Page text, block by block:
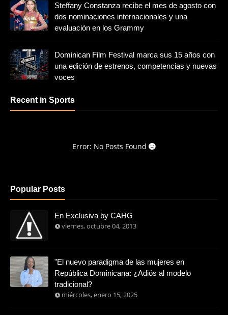
Steffany Constanza recibe el mes de agosto con
dos nominaciones internacionales y una
evaluación en los Grammy
Dominican Film Festival marca sus 15 años con
una edición de estrenos, competencias y nuevas
voces
Recent in Sports
Error: No Posts Found
Popular Posts
En Exclusiva by CAHG
viernes, octubre 04, 2013
"El nuevo paradigma de las mujeres en
República Dominicana: ¿Adiós al modelo
tradicional?
miércoles, enero 15, 2025